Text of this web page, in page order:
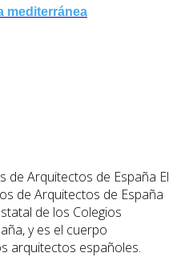
mediterránea
El
de Arquitectos de España
de los Colegios
y es el cuerpo
arquitectos españoles.